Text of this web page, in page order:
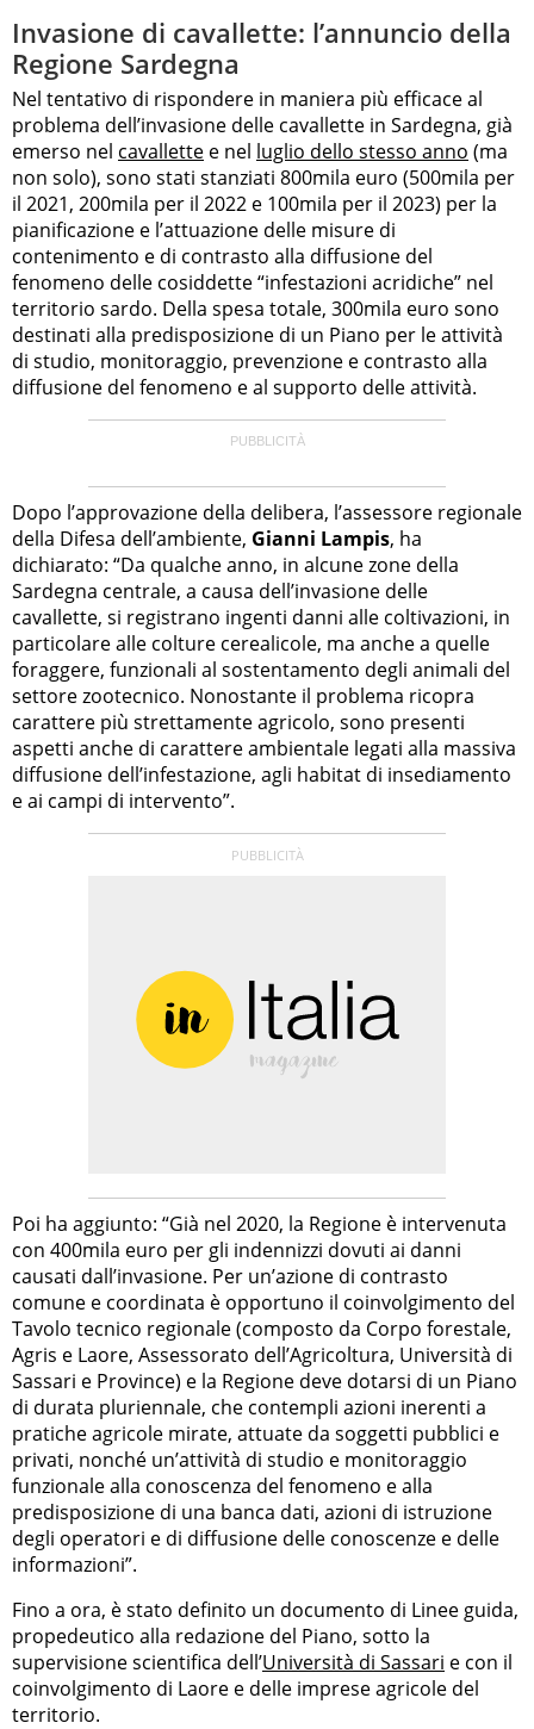
Invasione di cavallette: l’annuncio della
Regione Sardegna
Nel tentativo di rispondere in maniera più efficace al
problema dell’invasione delle cavallette in Sardegna, già
emerso nel cavallette e nel luglio dello stesso anno (ma
non solo), sono stati stanziati 800mila euro (500mila per
il 2021, 200mila per il 2022 e 100mila per il 2023) per la
pianificazione e l’attuazione delle misure di
contenimento e di contrasto alla diffusione del
fenomeno delle cosiddette “infestazioni acridiche” nel
territorio sardo. Della spesa totale, 300mila euro sono
destinati alla predisposizione di un Piano per le attività
di studio, monitoraggio, prevenzione e contrasto alla
diffusione del fenomeno e al supporto delle attività.
Dopo l’approvazione della delibera, l’assessore regionale
della Difesa dell’ambiente, Gianni Lampis, ha
dichiarato: “Da qualche anno, in alcune zone della
Sardegna centrale, a causa dell’invasione delle
cavallette, si registrano ingenti danni alle coltivazioni, in
particolare alle colture cerealicole, ma anche a quelle
foraggere, funzionali al sostentamento degli animali del
settore zootecnico. Nonostante il problema ricopra
carattere più strettamente agricolo, sono presenti
aspetti anche di carattere ambientale legati alla massiva
diffusione dell’infestazione, agli habitat di insediamento
e ai campi di intervento”.
Poi ha aggiunto: “Già nel 2020, la Regione è intervenuta
con 400mila euro per gli indennizzi dovuti ai danni
causati dall’invasione. Per un’azione di contrasto
comune e coordinata è opportuno il coinvolgimento del
Tavolo tecnico regionale (composto da Corpo forestale,
Agris e Laore, Assessorato dell’Agricoltura, Università di
Sassari e Province) e la Regione deve dotarsi di un Piano
di durata pluriennale, che contempli azioni inerenti a
pratiche agricole mirate, attuate da soggetti pubblici e
privati, nonché un’attività di studio e monitoraggio
funzionale alla conoscenza del fenomeno e alla
predisposizione di una banca dati, azioni di istruzione
degli operatori e di diffusione delle conoscenze e delle
informazioni”.
Fino a ora, è stato definito un documento di Linee guida,
propedeutico alla redazione del Piano, sotto la
supervisione scientifica dell’Università di Sassari e con il
coinvolgimento di Laore e delle imprese agricole del
territorio.